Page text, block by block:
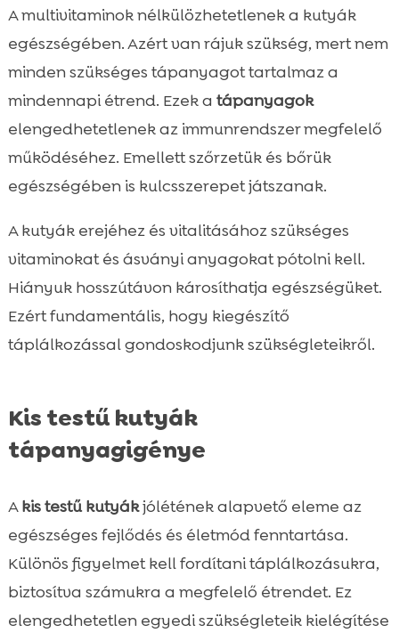
A multivitaminok nélkülözhetetlenek a kutyák
egészségében. Azért van rájuk szükség, mert nem
minden szükséges tápanyagot tartalmaz a
mindennapi étrend. Ezek a tápanyagok
elengedhetetlenek az immunrendszer megfelelő
működéséhez. Emellett szőrzetük és bőrük
egészségében is kulcsszerepet játszanak.
A kutyák erejéhez és vitalitásához szükséges
vitaminokat és ásványi anyagokat pótolni kell.
Hiányuk hosszútávon károsíthatja egészségüket.
Ezért fundamentális, hogy kiegészítő
táplálkozással gondoskodjunk szükségleteikről.
Kis testű kutyák
tápanyagigénye
Akis testű kutyákjólétének alapvető eleme az
egészséges fejlődés és életmód fenntartása.
Különös figyelmet kell fordítani táplálkozásukra,
biztosítva számukra a megfelelő étrendet. Ez
elengedhetetlen egyedi szükségleteik kielégítése